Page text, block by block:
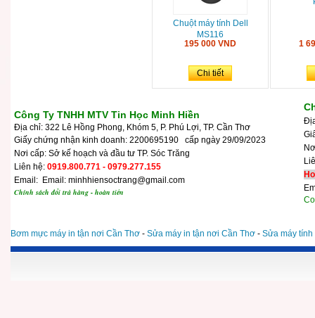
Chuột máy tính Dell
MS116
195 000 VND
Chi tiết
1
Công Ty TNHH MTV Tin Học Minh Hiền
Địa chỉ: 322 Lê Hồng Phong, Khóm 5, P. Phú Lợi, TP. Cần Thơ
Giấy chứng nhận kinh doanh: 2200695190 cấp ngày 29/09/2023
Nơi cấp: Sở kế hoạch và đầu tư TP. Sóc Trăng
Liên hệ: 0919.800.771 - 0979.277.155
Email: Email: minhhiensoctrang@gmail.com
Chính sách đổi trả hàng - hoàn tiền
Bơm mực máy in tận nơi Cần Thơ - Sửa máy in tận nơi Cần Thơ - Sửa máy